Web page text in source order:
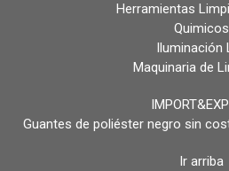
Herramientas
Quimicos
Iluminación
Maquinaria de
Guantes de poliéster negro sin
Ir arriba